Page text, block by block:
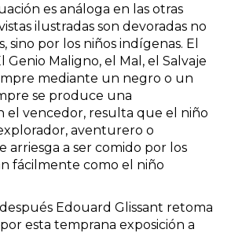
es análoga en las otras
ilustradas son devoradas no
sino por los niños indígenas. El
Genio Maligno, el Mal, el Salvaje
mediante un negro o un
se produce una
el vencedor, resulta que el niño
aventurero o
arriesga a ser comido por los
fácilmente como el niño
Edouard Glissant retoma
esta temprana exposición a